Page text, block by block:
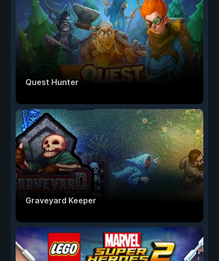
Quest Hunter
Graveyard Keeper